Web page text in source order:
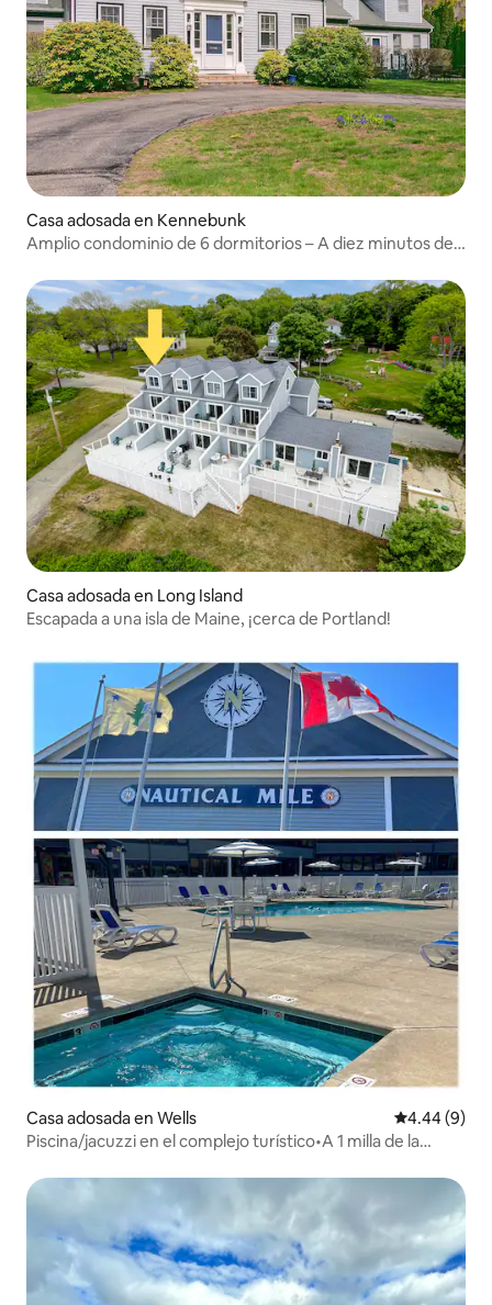
Casa adosada en Kennebunk
Amplio condominio de 6 dormitorios – A diez minutos de
Casa adosada en Long Island
Escapada a una isla de Maine, ¡cerca de Portland!
Casa adosada en Wells Calificación
4.44 (9)
Piscina/jacuzzi en el complejo turístico•A 1 milla de la